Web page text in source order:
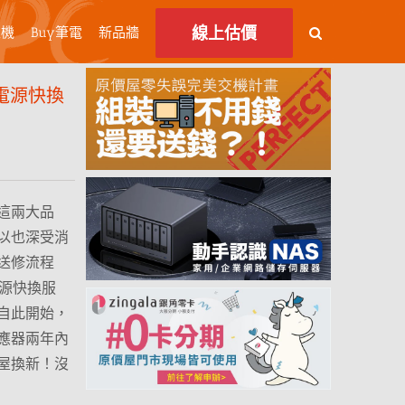
Buy筆電 新品牆 線上估價
源快換
兩大品
也深受消
修流程
快換服
此開始，
器兩年內
換新！沒